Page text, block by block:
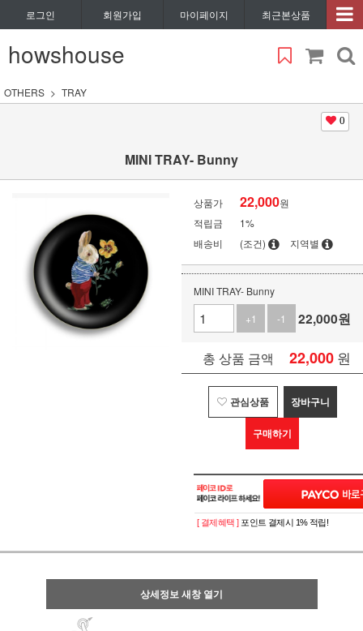
로그인 회원가입 마이페이지 최근본상품
howshouse
OTHERS TRAY
0
MINI TRAY- Bunny
상품가 22,000원
적립금
1%
배송비
(조건) 지역별
MINI TRAY- Bunny
+1
-1 22,000원
총 상품 금액 22,000 원
관심상품 장바구니
구매하기
[ 결제혜택 ] 포인트 결제시 1% 적립!
상세정보 새창 열기